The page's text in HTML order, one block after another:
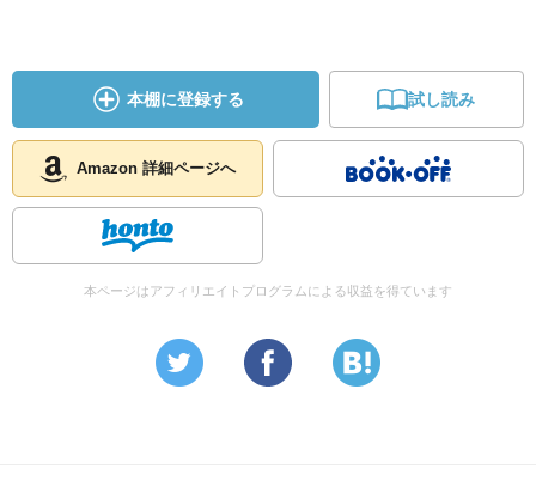
本棚に登録する 試し読み
Amazon 詳細ページへ
本ページはアフィリエイトプログラムによる収益を得ています